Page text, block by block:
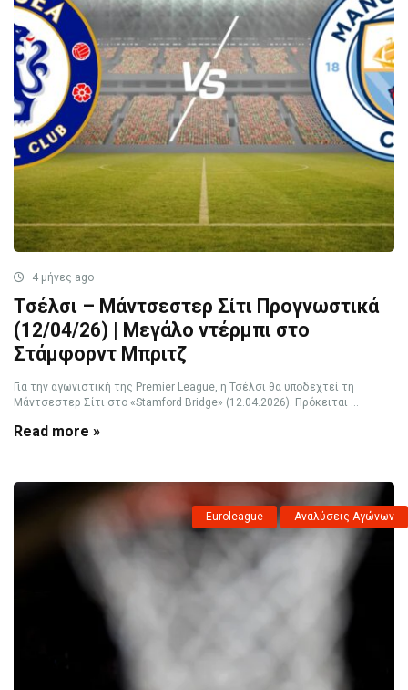
4 μήνες ago
Τσέλσι – Μάντσεστερ Σίτι Προγνωστικά
(12/04/26) | Μεγάλο ντέρμπι στο
Στάμφορντ Μπριτζ
Για την αγωνιστική της Premier League, η Τσέλσι θα υποδεχτεί τη
Μάντσεστερ Σίτι στο «Stamford Bridge» (12.04.2026). Πρόκειται ...
Read more »
Euroleague Αναλύσεις Αγώνων